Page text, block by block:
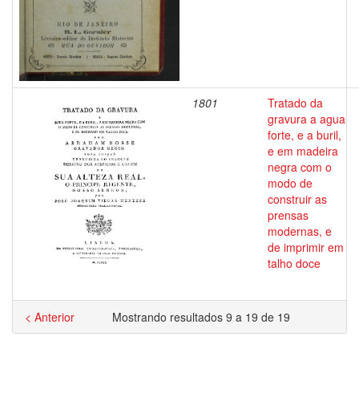
1801
Tratado da
gravura a agua
forte, e a buril,
e em madeira
negra com o
modo de
construir as
prensas
modernas, e
de imprimir em
talho doce
Mostrando resultados 9 a 19 de 19
< Anterior